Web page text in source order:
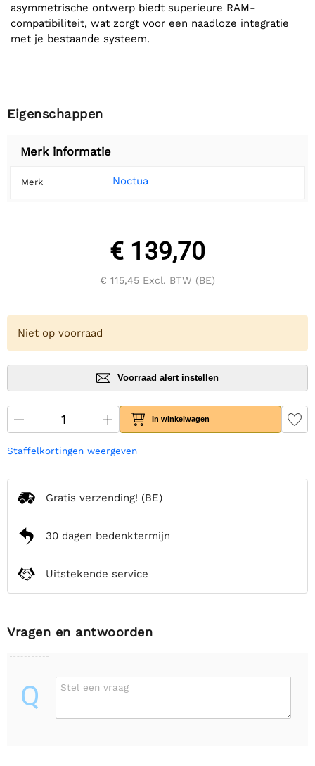
asymmetrische ontwerp biedt superieure RAM-
compatibiliteit, wat zorgt voor een naadloze integratie
met je bestaande systeem.
Eigenschappen
Merk informatie
Merk Noctua
€ 139,70
€ 115,45 Excl. BTW (BE)
Niet op voorraad
Voorraad alert instellen
In winkelwagen
Staffelkortingen weergeven
Gratis verzending! (BE)
30 dagen bedenktermijn
Uitstekende service
Vragen en antwoorden
Q Stel een vraag